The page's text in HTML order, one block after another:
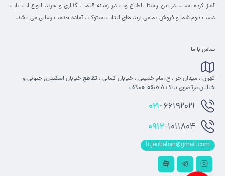
آغاز کرده است. در این راستا ،‌اطلاع وب در زمینه قیمت گذاری و خرید انواع لپ تاپ
دست دوم شما و فروش تمامی برند های لپتاپ استوک ، آماده خدمت رسانی می باشد.
تماس با ما
تهران ، میدان حر ، خ امام خمینی ، خیابان کمالی ، تقاطع خیابان اسکندری جنوبی و
خیابان مرتضوی پلاک 8 طبقه همکف
021-66192021
0912-1011804
h.janbahan@gmail.com